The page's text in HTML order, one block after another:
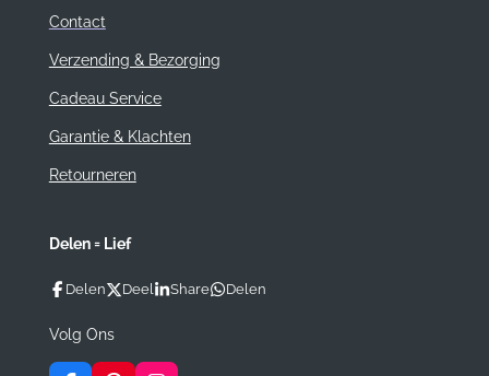
Contact
Verzending & Bezorging
Cadeau Service
Garantie & Klachten
Retourneren
Delen = Lief
Delen Deel Share Delen
Volg Ons